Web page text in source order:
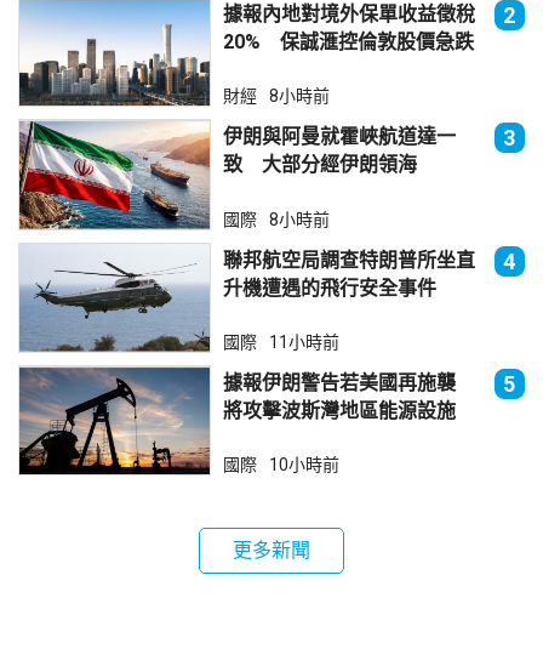
據報內地對境外保單收益徵稅
20% 保誠滙控倫敦股價急跌
2
財經 8小時前
伊朗與阿曼就霍峽航道達一
致 大部分經伊朗領海
3
國際 8小時前
聯邦航空局調查特朗普所坐直
升機遭遇的飛行安全事件
4
國際 11小時前
據報伊朗警告若美國再施襲
將攻擊波斯灣地區能源設施
5
國際 10小時前
更多新聞